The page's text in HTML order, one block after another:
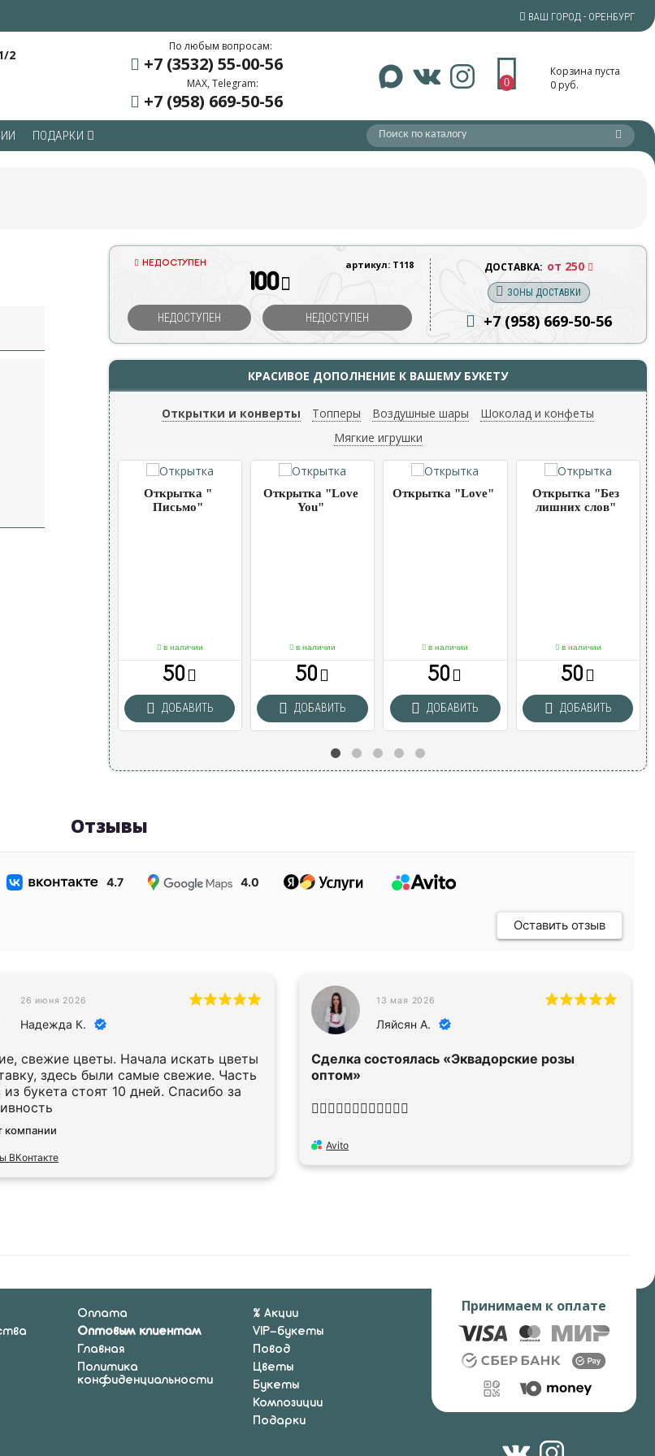
ВАШ ГОРОД - ОРЕНБУРГ
2
По любым вопросам:
+7 (3532) 55-00-56
MAX, Telegram:
+7 (958) 669-50-56
0
Корзина пуста
0 руб.
ПОДАРКИ
артикул: Т118
НЕДОСТУПЕН
100
НЕДОСТУПЕН НЕДОСТУПЕН
ДОСТАВКА: от 250
ЗОНЫ ДОСТАВКИ
+7 (958) 669-50-56
КРАСИВОЕ ДОПОЛНЕНИЕ К ВАШЕМУ БУКЕТУ
Открытки и конверты Топперы Воздушные шары
Шоколад и конфеты
Мягкие игрушки
Открытка "
Письмо"
в наличии
50
ДОБАВИТЬ
Открытка "Love
You"
в наличии
50
ДОБАВИТЬ
Открытка "Love"
в наличии
50
ДОБАВИТЬ
Открытка "Без
лишних слов"
в наличии
50
ДОБАВИТЬ
Отзывы
4.7 4.0
Оставить отзыв
26 июня 2026
Надежда К.
свежие цветы. Начала искать цветы
здесь были самые свежие. Часть
из букета стоят 10 дней. Спасибо за
компании
ВКонтакте
13 мая 2026
Ляйсян А.
Сделка состоялась «Эквадорские розы
оптом»
👍🏻👍🏻👍🏻👍🏻👍🏻👍🏻
Avito
Оплата
Оптовым клиентам
Главная
Политика
конфиденциальности
% Акции
VIP-букеты
Повод
Цветы
Букеты
Композиции
Подарки
Принимаем к оплате